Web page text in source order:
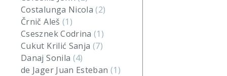
Costalunga Nicola(2)
Črnič Aleš (1)
Csesznek Codrina(1)
Cukut Krilić Sanja (7)
Danaj Sonila (4)
de Jager Juan Esteban (1)